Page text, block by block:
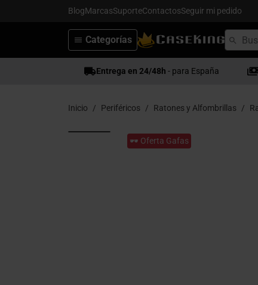
BlogMarcasSuporteContactosSeguir mi pedido
Categorías
Entrega en 24/48h - para España
Inicio Periféricos Ratones y Alfombrillas
🕶️ Oferta Gafas